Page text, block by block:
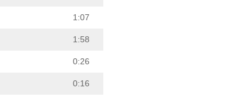
1:07
1:58
0:26
0:16